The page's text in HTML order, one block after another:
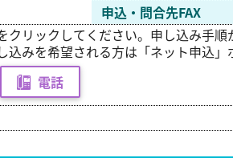
申込・問合先FAX
クリックしてください。申し込み手順
込みを希望される方は「ネット申込」
電話